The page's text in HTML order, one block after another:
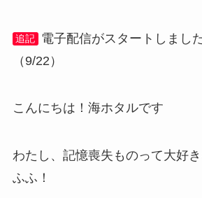
追記
電子配信がスタートしまし
（9/22）
こんにちは！海ホタルです
わたし、記憶喪失ものって大好
ふふ！